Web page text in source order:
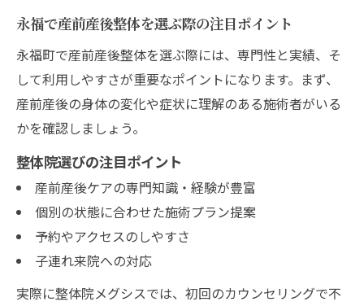
永福で産前産後整体を選ぶ際の注目ポイント
永福町で産前産後整体を選ぶ際には、専門性と実績、そ
して利用しやすさが重要なポイントになります。まず、
産前産後の身体の変化や症状に理解のある施術者がいる
かを確認しましょう。
整体院選びの注目ポイント
産前産後ケアの専門知識・経験が豊富
個別の状態に合わせた施術プラン提案
予約やアクセスのしやすさ
子連れ来院への対応
実際に整体院メグシスでは、初回のカウンセリングで不